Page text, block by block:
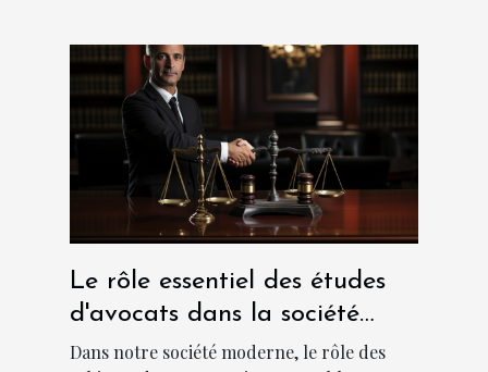
Le rôle essentiel des études
d'avocats dans la société
moderne
Dans notre société moderne, le rôle des